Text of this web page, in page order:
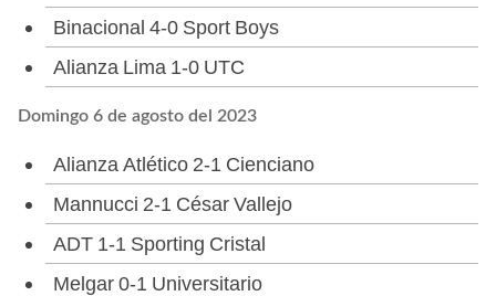
Binacional 4-0 Sport Boys
Alianza Lima 1-0 UTC
Domingo 6 de agosto del 2023
Alianza Atlético 2-1 Cienciano
Mannucci 2-1 César Vallejo
ADT 1-1 Sporting Cristal
Melgar 0-1 Universitario